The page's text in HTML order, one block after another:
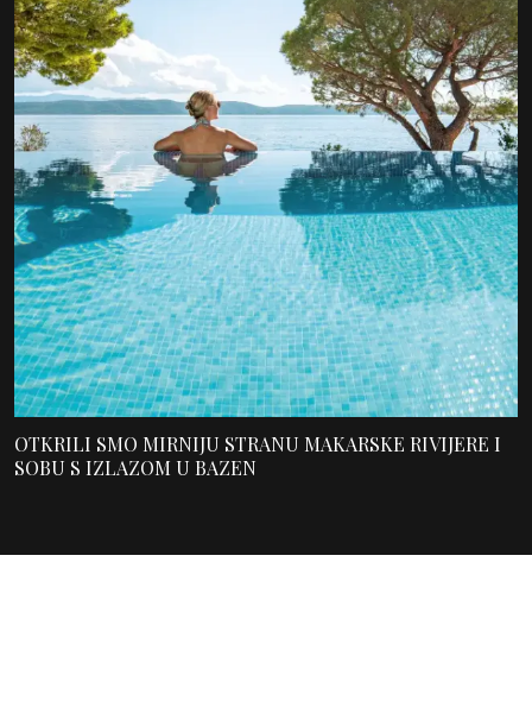
OTKRILI SMO MIRNIJU STRANU MAKARSKE RIVIJERE I
SOBU S IZLAZOM U BAZEN